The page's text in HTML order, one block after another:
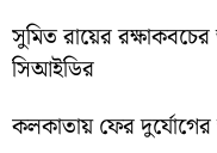
সুমিত রায়ের
সিআইডির
কলকাতায় ফের দুর্যোগের